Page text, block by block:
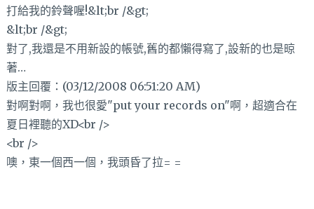
打給我的鈴聲喔!&lt;br /&gt;
&lt;br /&gt;
對了,我還是不用新設的帳號,舊的都懶得寫了,設新的也是晾
著…
版主回覆：(03/12/2008 06:51:20 AM)
對啊對啊，我也很愛"put your records on"啊，超適合在
夏日裡聽的XD<br />
<br />
噢，東一個西一個，我頭昏了拉= =